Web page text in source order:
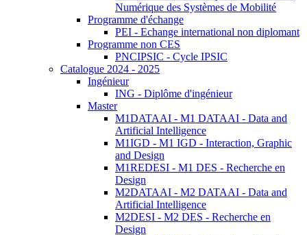
Numérique des Systèmes de Mobilité
Programme d'échange
PEI - Echange international non diplomant
Programme non CES
PNCIPSIC - Cycle IPSIC
Catalogue 2024 - 2025
Ingénieur
ING - Diplôme d'ingénieur
Master
M1DATAAI - M1 DATAAI - Data and
Artificial Intelligence
M1IGD - M1 IGD - Interaction, Graphic
and Design
M1REDESI - M1 DES - Recherche en
Design
M2DATAAI - M2 DATAAI - Data and
Artificial Intelligence
M2DESI - M2 DES - Recherche en
Design